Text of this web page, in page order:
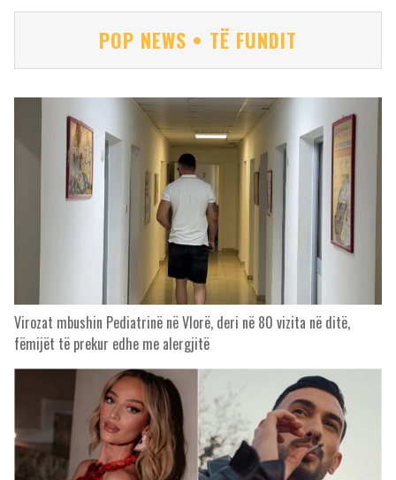
POP NEWS • TË FUNDIT
Virozat mbushin Pediatrinë në Vlorë, deri në 80 vizita në ditë,
fëmijët të prekur edhe me alergjitë